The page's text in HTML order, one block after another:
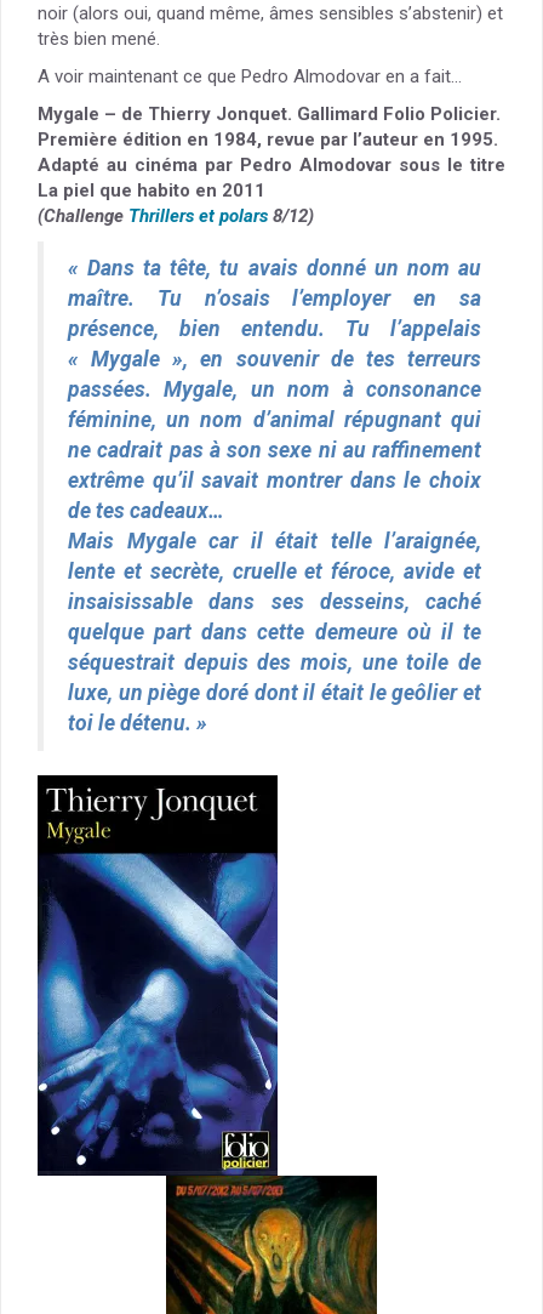
noir (alors oui, quand même, âmes sensibles s’abstenir) et
très bien mené.
A voir maintenant ce que Pedro Almodovar en a fait…
Mygale – de Thierry Jonquet. Gallimard Folio Policier.
Première édition en 1984, revue par l’auteur en 1995.
Adapté au cinéma par Pedro Almodovar sous le titre
La piel que habito en 2011
(Challenge Thrillers et polars 8/12)
« Dans ta tête, tu avais donné un nom au
maître. Tu n’osais l’employer en sa
présence, bien entendu. Tu l’appelais
« Mygale », en souvenir de tes terreurs
passées. Mygale, un nom à consonance
féminine, un nom d’animal répugnant qui
ne cadrait pas à son sexe ni au raffinement
extrême qu’il savait montrer dans le choix
de tes cadeaux…
Mais Mygale car il était telle l’araignée,
lente et secrète, cruelle et féroce, avide et
insaisissable dans ses desseins, caché
quelque part dans cette demeure où il te
séquestrait depuis des mois, une toile de
luxe, un piège doré dont il était le geôlier et
toi le détenu. »